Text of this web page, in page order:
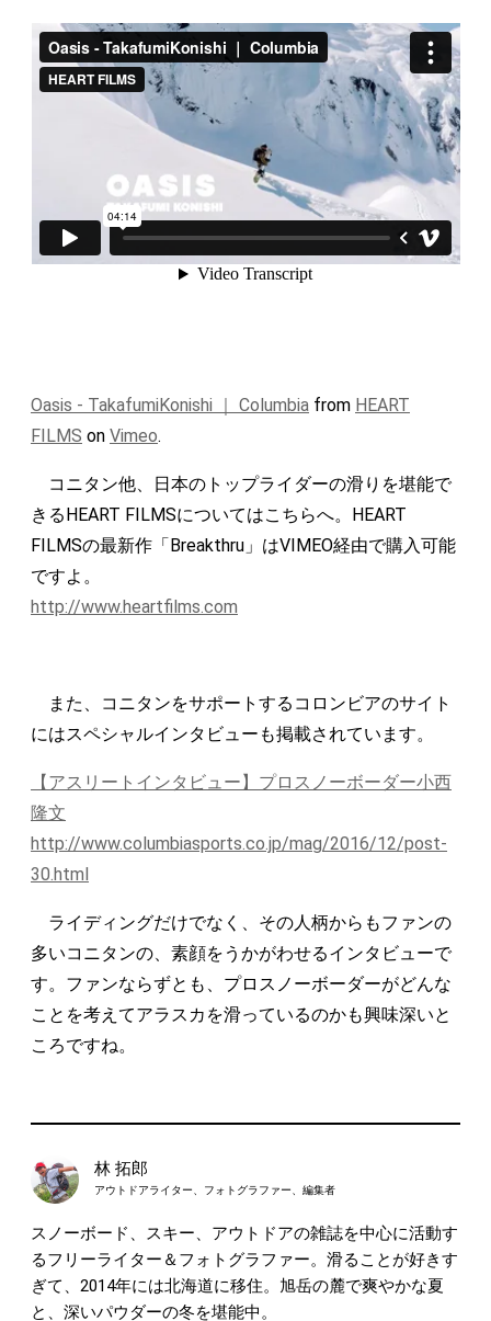
Oasis - TakafumiKonishi ｜ Columbia from HEART
FILMS on Vimeo.
コニタン他、日本のトップライダーの滑りを堪能で
きるHEART FILMSについてはこちらへ。HEART
FILMSの最新作「Breakthru」はVIMEO経由で購入可能
ですよ。
http://www.heartfilms.com
また、コニタンをサポートするコロンビアのサイト
にはスペシャルインタビューも掲載されています。
【アスリートインタビュー】プロスノーボーダー小西
隆文
http://www.columbiasports.co.jp/mag/2016/12/post-
30.html
ライディングだけでなく、その人柄からもファンの
多いコニタンの、素顔をうかがわせるインタビューで
す。ファンならずとも、プロスノーボーダーがどんな
ことを考えてアラスカを滑っているのかも興味深いと
ころですね。
林 拓郎
アウトドアライター、フォトグラファー、編集者
スノーボード、スキー、アウトドアの雑誌を中心に活動す
るフリーライター＆フォトグラファー。滑ることが好きす
ぎて、2014年には北海道に移住。旭岳の麓で爽やかな夏
と、深いパウダーの冬を堪能中。